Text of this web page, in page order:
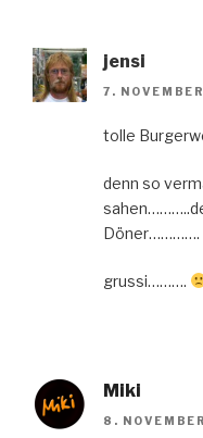
jensi
7.
tolle
denn so
Döner………….
grussi……….
Miki
8.